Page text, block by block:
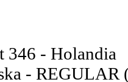
346 - Holandia
- REGULAR